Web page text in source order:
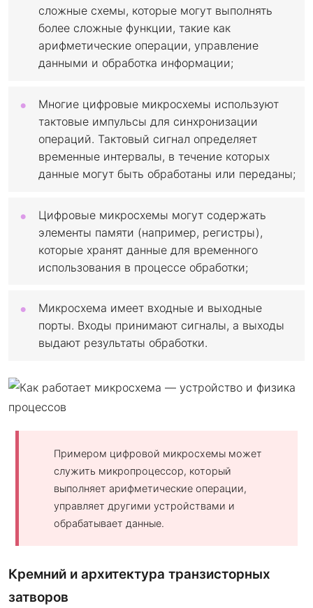
сложные схемы, которые могут выполнять
более сложные функции, такие как
арифметические операции, управление
данными и обработка информации;
Многие цифровые микросхемы используют
тактовые импульсы для синхронизации
операций. Тактовый сигнал определяет
временные интервалы, в течение которых
данные могут быть обработаны или переданы;
Цифровые микросхемы могут содержать
элементы памяти (например, регистры),
которые хранят данные для временного
использования в процессе обработки;
Микросхема имеет входные и выходные
порты. Входы принимают сигналы, а выходы
выдают результаты обработки.
Примером цифровой микросхемы может
служить микропроцессор, который
выполняет арифметические операции,
управляет другими устройствами и
обрабатывает данные.
Кремний и архитектура транзисторных
затворов